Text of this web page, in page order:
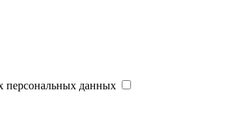
персональных данных